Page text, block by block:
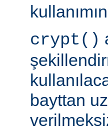
crypt()
bayttan